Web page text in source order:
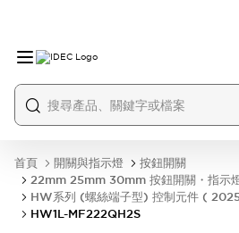
首頁 開關與指示燈
按鈕開關
22mm 25mm 30mm 按鈕開關・指示
HW系列 (螺絲端子型) 控制元件 (
HW1L-MF222QH2S